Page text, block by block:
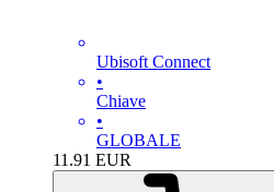
Ubisoft Connect
•
Chiave
•
GLOBALE
11.91 EUR